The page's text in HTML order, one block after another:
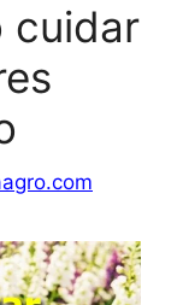
cuidar